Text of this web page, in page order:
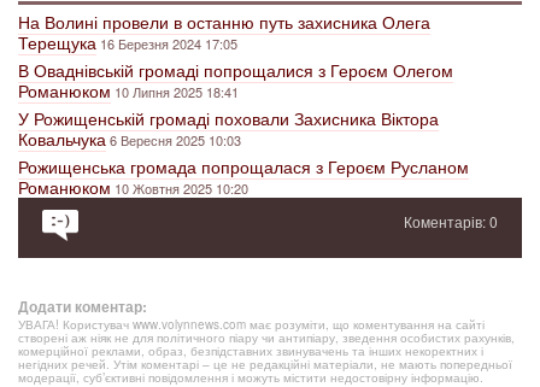
На Волині провели в останню путь захисника Олега
Терещука 16 Березня 2024 17:05
В Оваднівській громаді попрощалися з Героєм Олегом
Романюком 10 Липня 2025 18:41
У Рожищенській громаді поховали Захисника Віктора
Ковальчука6 Вересня 2025 10:03
Рожищенська громада попрощалася з Героєм Русланом
Романюком 10 Жовтня 2025 10:20
Коментарів: 0
Додати коментар:
УВАГА! Користувач www.volynnews.com має розуміти, що коментування на сайті
створені аж ніяк не для політичного піару чи антипіару, зведення особистих рахунків,
комерційної реклами, образ, безпідставних звинувачень та інших некоректних і
негідних речей. Утім коментарі – це не редакційні матеріали, не мають попередньої
модерації, суб’єктивні повідомлення і можуть містити недостовірну інформацію.